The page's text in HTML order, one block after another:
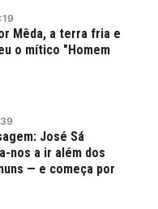
Mêda, a terra fria e
o mítico "Homem
José Sá
nos a ir além dos
— e começa por